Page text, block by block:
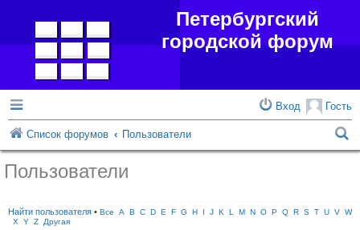
Петербургский
городской форум
Гость
Вход
Список форумов Пользователи
о
Пользователи
Найти пользователя • Все A B C D E F G H I J K L M N O P Q R S T U V W
X
Y Z Другая